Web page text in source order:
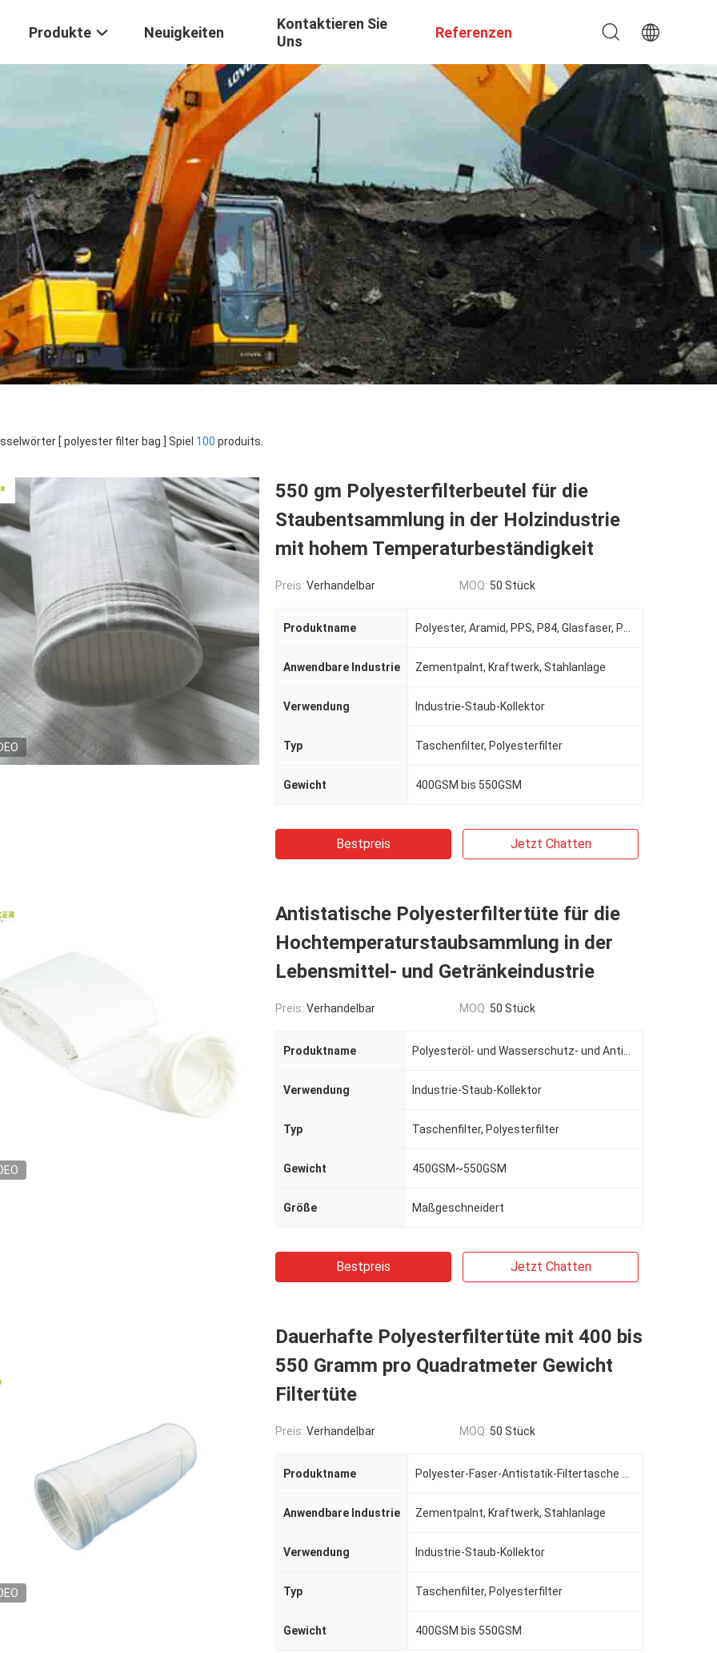
Produkte Neuigkeiten
Kontaktieren Sie
Uns
Referenzen
[ polyester filter bag ] Spiel 100 produits.
550 gm Polyesterfilterbeutel für die
Staubentsammlung in der Holzindustrie
mit hohem Temperaturbeständigkeit
Preis: Verhandelbar MOQ: 50 Stück
Produktname
Anwendbare Industrie Zementpalnt, Kraftwerk, Stahlanlage
Verwendung Industrie-Staub-Kollektor
Typ Taschenfilter, Polyesterfilter
Gewicht 400GSM bis 550GSM
Bestpreis Jetzt Chatten
Antistatische Polyesterfiltertüte für die
Hochtemperaturstaubsammlung in der
Lebensmittel- und Getränkeindustrie
Preis: Verhandelbar MOQ: 50 Stück
Produktname
Verwendung Industrie-Staub-Kollektor
Typ Taschenfilter, Polyesterfilter
Gewicht 450GSM~550GSM
Größe Maßgeschneidert
Bestpreis Jetzt Chatten
Dauerhafte Polyesterfiltertüte mit 400 bis
550 Gramm pro Quadratmeter Gewicht
Filtertüte
Preis: Verhandelbar MOQ: 50 Stück
Produktname
Anwendbare Industrie Zementpalnt, Kraftwerk, Stahlanlage
Verwendung Industrie-Staub-Kollektor
Typ Taschenfilter, Polyesterfilter
Gewicht 400GSM bis 550GSM